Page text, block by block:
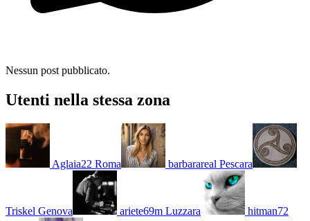
Nessun post pubblicato.
Utenti nella stessa zona
Aglaia22 Roma barbarareal Pescara
Triskel Genova ariete69m Luzzara hitman72